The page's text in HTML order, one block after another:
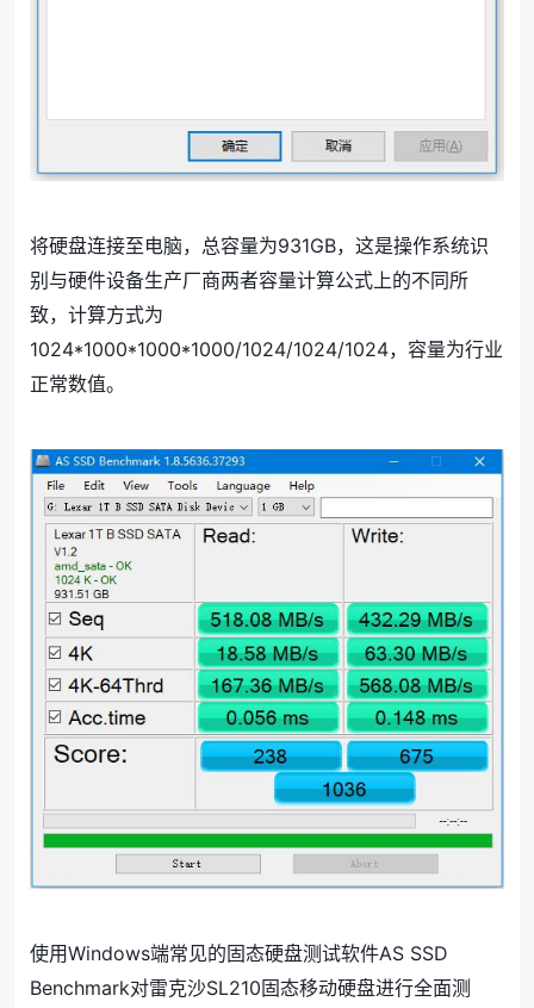
将硬盘连接至电脑，总容量为931GB，这是操作系统识
别与硬件设备生产厂商两者容量计算公式上的不同所
致，计算方式为
1024*1000*1000*1000/1024/1024/1024，容量为行业
正常数值。
使用Windows端常见的固态硬盘测试软件AS SSD
Benchmark对雷克沙SL210固态移动硬盘进行全面测